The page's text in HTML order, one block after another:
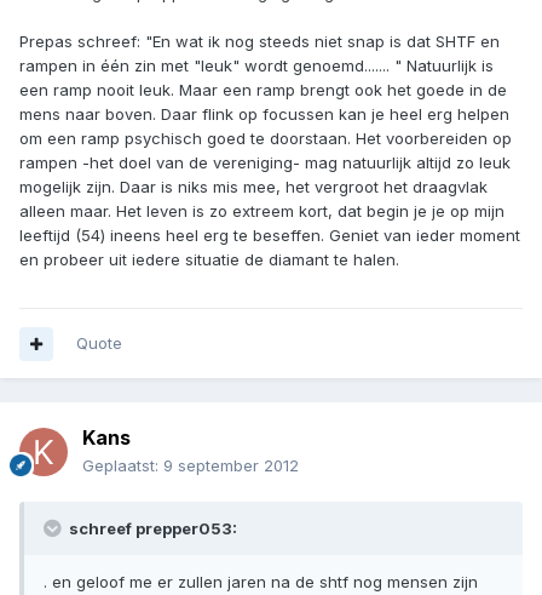
Prepas schreef: "En wat ik nog steeds niet snap is dat SHTF en
rampen in één zin met "leuk" wordt genoemd....... " Natuurlijk is
een ramp nooit leuk. Maar een ramp brengt ook het goede in de
mens naar boven. Daar flink op focussen kan je heel erg helpen
om een ramp psychisch goed te doorstaan. Het voorbereiden op
rampen -het doel van de vereniging- mag natuurlijk altijd zo leuk
mogelijk zijn. Daar is niks mis mee, het vergroot het draagvlak
alleen maar. Het leven is zo extreem kort, dat begin je je op mijn
leeftijd (54) ineens heel erg te beseffen. Geniet van ieder moment
en probeer uit iedere situatie de diamant te halen.
Quote
Kans
Geplaatst: 9 september 2012
schreef prepper053:
. en geloof me er zullen jaren na de shtf nog mensen zijn